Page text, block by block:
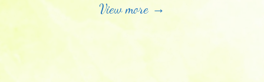
View more →